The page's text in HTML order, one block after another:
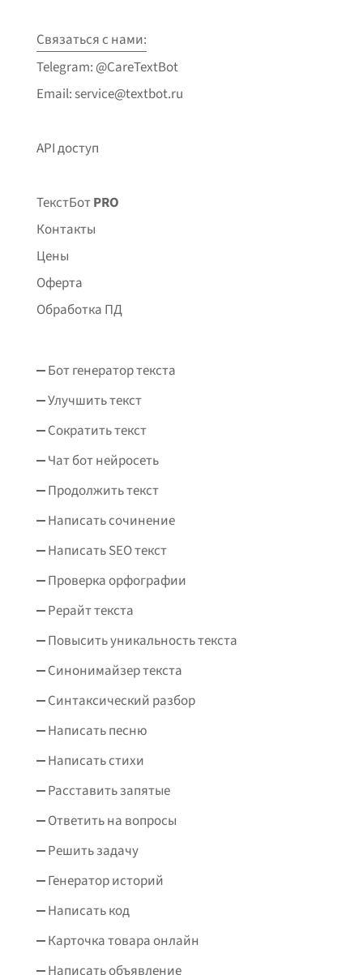
Связаться с нами:
Telegram: @CareTextBot
Email: service@textbot.ru
API доступ
ТекстБотPRO
Контакты
Цены
Оферта
Обработка ПД
Бот генератор текста
Улучшить текст
Сократить текст
Чат бот нейросеть
Продолжить текст
Написать сочинение
Написать SEO текст
Проверка орфографии
Рерайт текста
Повысить уникальность текста
Синонимайзер текста
Синтаксический разбор
Написать песню
Написать стихи
Расставить запятые
Ответить на вопросы
Решить задачу
Генератор историй
Написать код
Карточка товара онлайн
Написать объявление